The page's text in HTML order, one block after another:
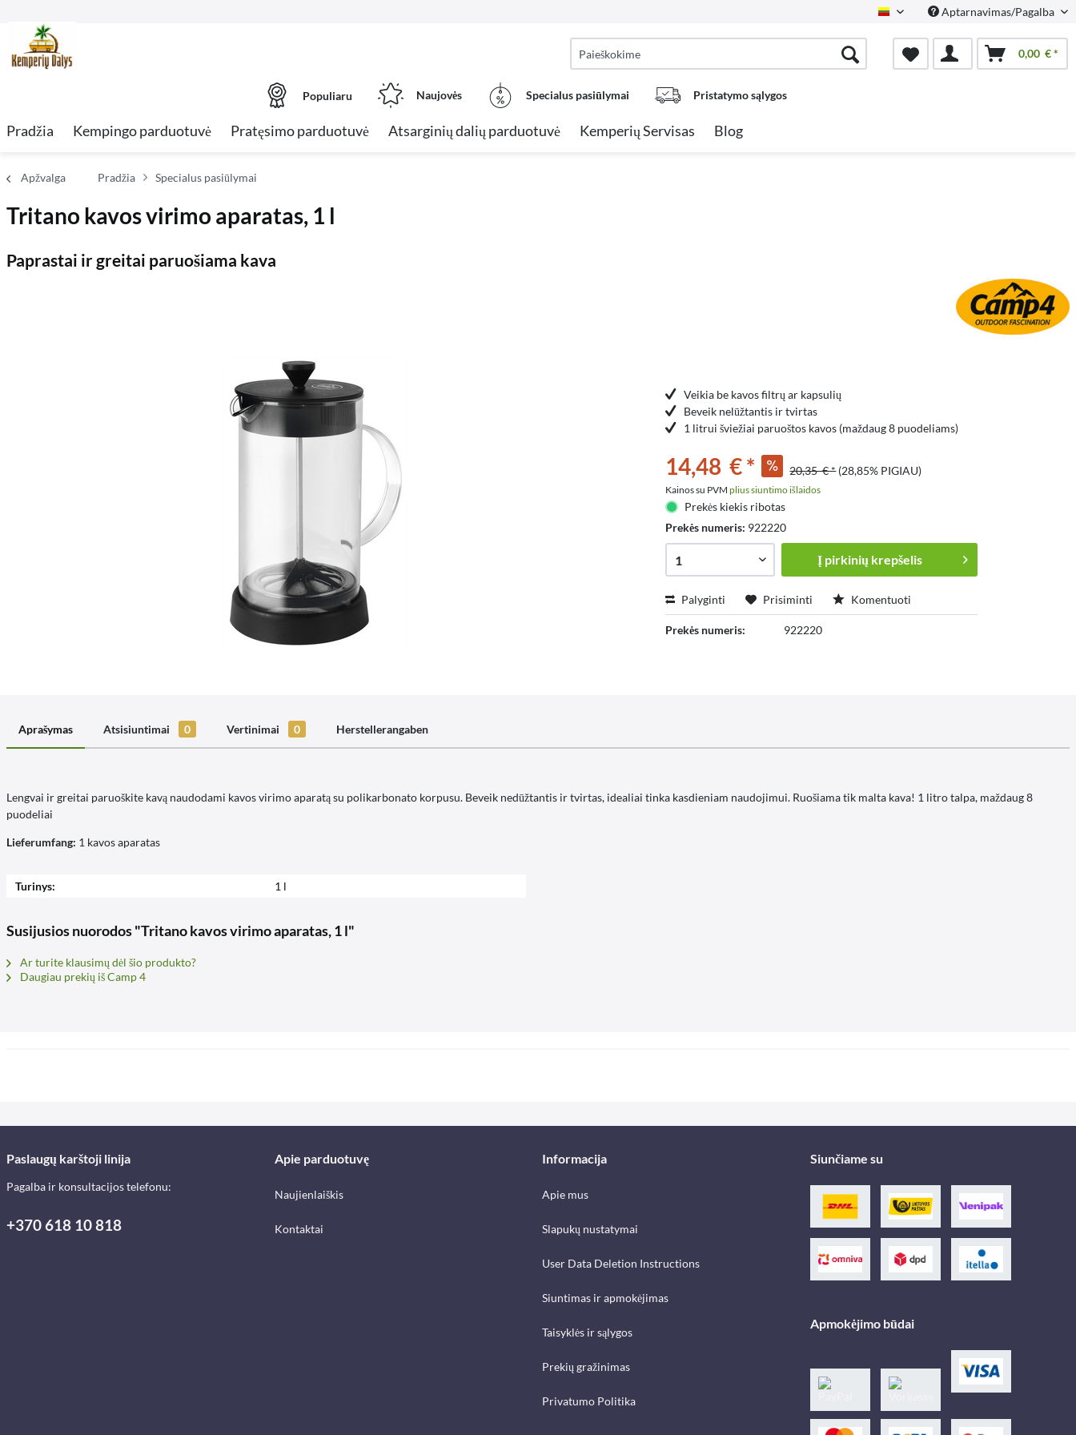
Lietuvių Aptarnavimas/Pagalba
0,00 € *
Populiaru Naujovės Specialus pasiūlymai Pristatymo sąlygos
Pradžia Kempingo parduotuvė Pratęsimo parduotuvė Atsarginių dalių parduotuvė Kemperių Servisas Blog
Apžvalga Pradžia Specialus pasiūlymai
Tritano kavos virimo aparatas, 1 l
Paprastai ir greitai paruošiama kava
Veikia be kavos filtrų ar kapsulių
Beveik nelūžtantis ir tvirtas
1 litrui šviežiai paruoštos kavos (maždaug 8 puodeliams)
14,48 € * 20,35 € * (28,85% PIGIAU)
Kainos su PVMplius siuntimo išlaidos
Prekės kiekis ribotas
Prekės numeris: 922220
Į pirkinių krepšelis
Palyginti Prisiminti Komentuoti
Prekės numeris: 922220
Aprašymas Atsisiuntimai 0 Vertinimai 0 Herstellerangaben
Lengvai ir greitai paruoškite kavą naudodami kavos virimo aparatą su polikarbonato korpusu. Beveik nedūžtantis ir tvirtas, idealiai tinka kasdieniam naudojimui. Ruošiama tik malta kava! 1 litro talpa, maždaug 8
puodeliai
Lieferumfang: 1 kavos aparatas
Turinys: 1 l
Susijusios nuorodos "Tritano kavos virimo aparatas, 1 l"
Ar turite klausimų dėl šio produkto?
Daugiau prekių iš Camp 4
Paslaugų karštoji linija
Pagalba ir konsultacijos telefonu:
+370 618 10 818
Apie parduotuvę
Naujienlaiškis
Kontaktai
Informacija
Apie mus
Slapukų nustatymai
User Data Deletion Instructions
Siuntimas ir apmokėjimas
Taisyklės ir sąlygos
Prekių gražinimas
Privatumo Politika
Siunčiame su
Apmokėjimo būdai